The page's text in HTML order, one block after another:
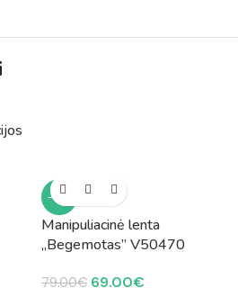
-13%
Manipuliacinė lenta
„Begemotas” V50470
79.00€ 69.00€